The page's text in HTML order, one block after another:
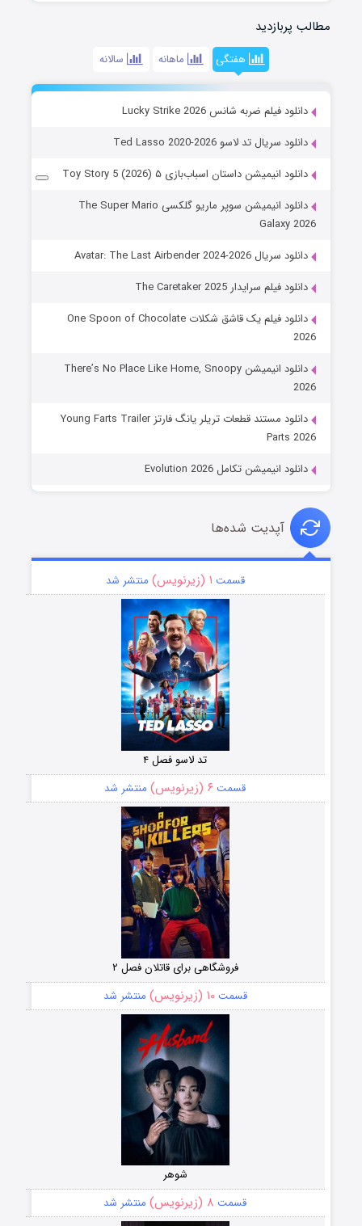
مطالب پربازدید
هفتگی ماهانه سالانه
دانلود فیلم ضربه شانس Lucky Strike 2026
دانلود سریال تد لاسو Ted Lasso 2020-2026
دانلود انیمیشن داستان اسباب‌بازی ۵ Toy Story 5 (2026)
دانلود انیمیشن سوپر ماریو گلکسی The Super Mario
Galaxy 2026
دانلود سریال Avatar: The Last Airbender 2024-2026
دانلود فیلم سرایدار The Caretaker 2025
دانلود فیلم یک قاشق شکلات One Spoon of Chocolate
2026
دانلود انیمیشن There’s No Place Like Home, Snoopy
2026
دانلود مستند قطعات تریلر یانگ فارتز Young Farts Trailer
Parts 2026
دانلود انیمیشن تکامل Evolution 2026
آپدیت شده‌ها
قسمت ۱ (زیرنویس) منتشر شد
تد لاسو فصل ۴
قسمت ۶ (زیرنویس) منتشر شد
فروشگاهی برای قاتلان فصل ۲
قسمت۱۰ (زیرنویس) منتشر شد
شوهر
قسمت ۸ (زیرنویس) منتشر شد